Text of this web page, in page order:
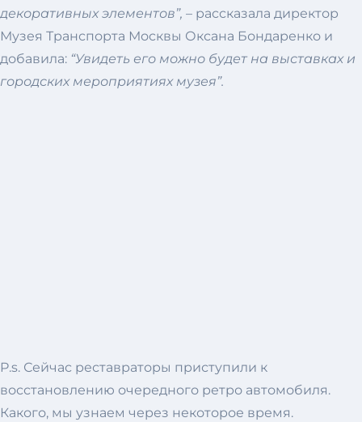
декоративных элементов”, – рассказала директор
Музея Транспорта Москвы Оксана Бондаренко и
добавила: “Увидеть его можно будет на выставках и
городских мероприятиях музея”.
P.s. Сейчас реставраторы приступили к
восстановлению очередного ретро автомобиля.
Какого, мы узнаем через некоторое время.